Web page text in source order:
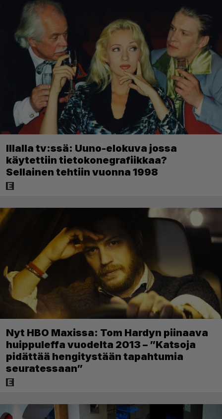
Illalla tv:ssä: Uuno-elokuva jossa
käytettiin tietokonegrafiikkaa?
Sellainen tehtiin vuonna 1998
Nyt HBO Maxissa: Tom Hardyn piinaava
huippuleffa vuodelta 2013 – ”Katsoja
pidättää hengitystään tapahtumia
seuratessaan”